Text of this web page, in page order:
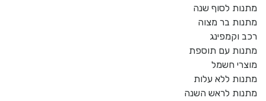
מתנות לסוף שנה
מתנות בר מצוה
רכב וקמפינג
מתנות עם תוספת
מוצרי חשמל
מתנות ללא עלות
מתנות לראש השנה